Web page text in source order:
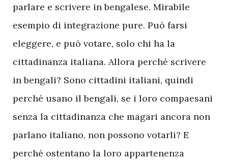
parlare e scrivere in bengalese. Mirabile
esempio di integrazione pure. Può farsi
eleggere, e può votare, solo chi ha la
cittadinanza italiana. Allora perché scrivere
in bengali? Sono cittadini italiani, quindi
perché usano il bengali, se i loro compaesani
senza la cittadinanza che magari ancora non
parlano italiano, non possono votarli? E
perché ostentano la loro appartenenza